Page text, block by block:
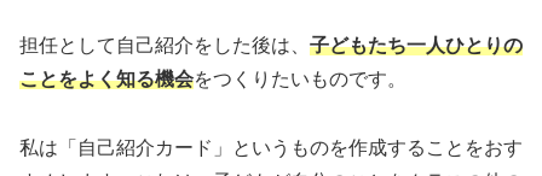
担任として自己紹介をした後は、 子どもたち一人ひとりの
ことをよく知る機会をつくりたいものです。
私は「自己紹介カード」というものを作成することをおす